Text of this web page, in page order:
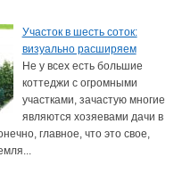
Участок в шесть соток:
визуально расширяем
Не у всех есть большие
коттеджи с огромными
участками, зачастую многие
являются хозяевами дачи в
главное, что это свое,